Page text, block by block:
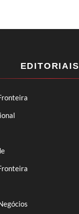
EDITORIAIS